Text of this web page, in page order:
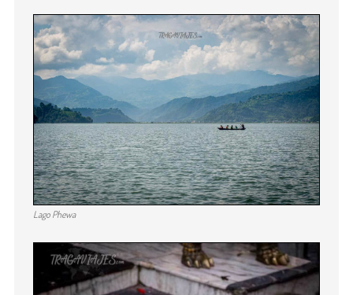
Lago Phewa